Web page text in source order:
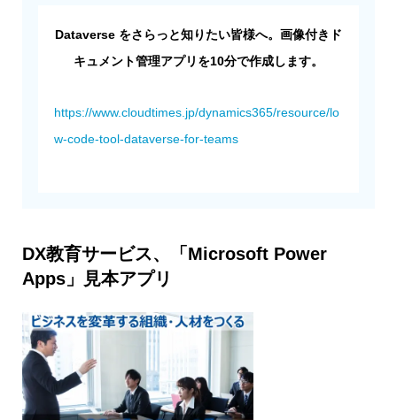
Dataverse をさらっと知りたい皆様へ。画像付きド
キュメント管理アプリを10分で作成します。
https://www.cloudtimes.jp/dynamics365/resource/lo
w-code-tool-dataverse-for-teams
DX教育サービス、「Microsoft Power
Apps」見本アプリ